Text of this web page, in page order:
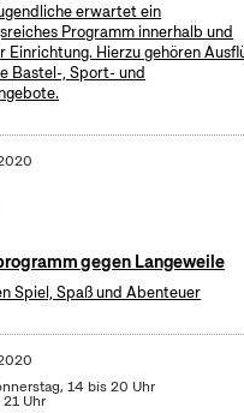
erwartet ein
Programm innerhalb und
Einrichtung. Hierzu gehören
Bastel-, Sport- und
gegen Langeweile
Spiel, Spaß und Abenteuer
14 bis 20 Uhr
Uhr